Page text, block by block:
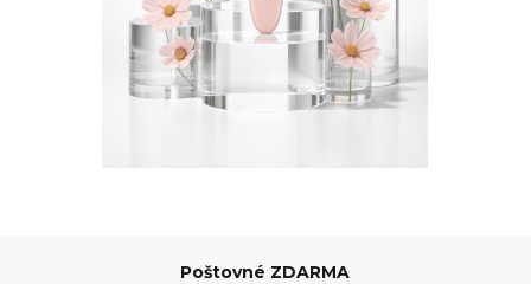
Poštovné ZDARMA